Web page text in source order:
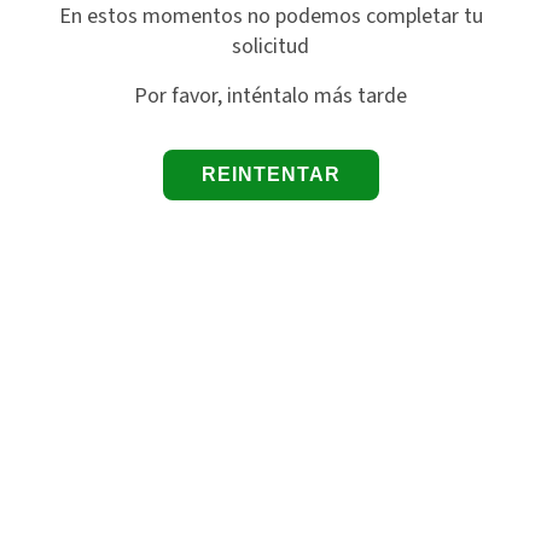
En estos momentos no podemos completar tu
solicitud
Por favor, inténtalo más tarde
REINTENTAR